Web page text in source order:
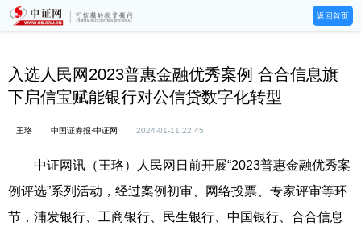
返回首页
入选人民网2023普惠金融优秀案例 合合信息旗
下启信宝赋能银行对公信贷数字化转型
王珞 中国证券报·中证网 2024-01-11 22:45
中证网讯（王珞）人民网日前开展“2023普惠金融优秀案
例评选”系列活动，经过案例初审、网络投票、专家评审等环
节，浦发银行、工商银行、民生银行、中国银行、合合信息